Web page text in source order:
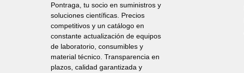
Pontraga, tu socio en suministros y
soluciones científicas. Precios
competitivos y un catálogo en
constante actualización de equipos
de laboratorio, consumibles y
material técnico. Transparencia en
plazos, calidad garantizada y